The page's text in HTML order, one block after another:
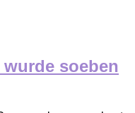
soeben